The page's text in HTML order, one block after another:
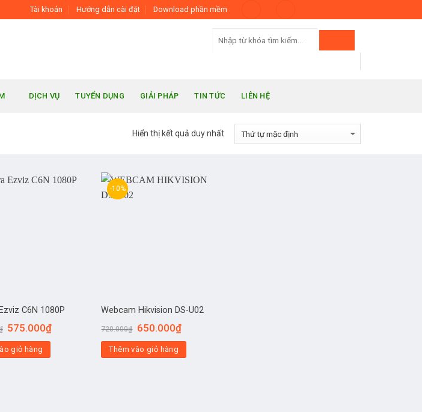
Tài khoản Hướng dẫn cài đặt Download phần mềm
DỊCH VỤ TUYỂN DỤNG GIẢI PHÁP TIN TỨC LIÊN HỆ
Hiển thị kết quả duy nhất
C6N 1080P
575.000₫
giỏ hàng
-10%
Webcam Hikvision DS-U02
720.000₫ 650.000₫
Thêm vào giỏ hàng